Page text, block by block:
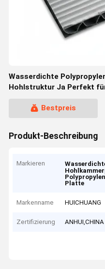
Wasserdichte
Hohlstruktur Ja Perfekt
Bestpreis
Produkt-Beschreibung
Markieren
Platte
Markenname HUICHUANG
Zertifizierung ANHUI,CHINA